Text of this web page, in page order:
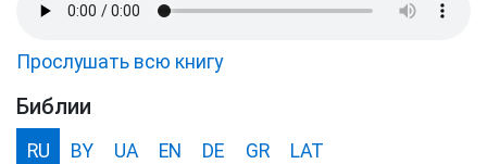
Прослушать всю книгу
Библии
RU BY UA EN DE GR LAT